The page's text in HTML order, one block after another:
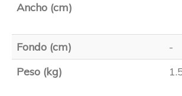
Ancho (cm)
Fondo (cm)
-
Peso (kg)